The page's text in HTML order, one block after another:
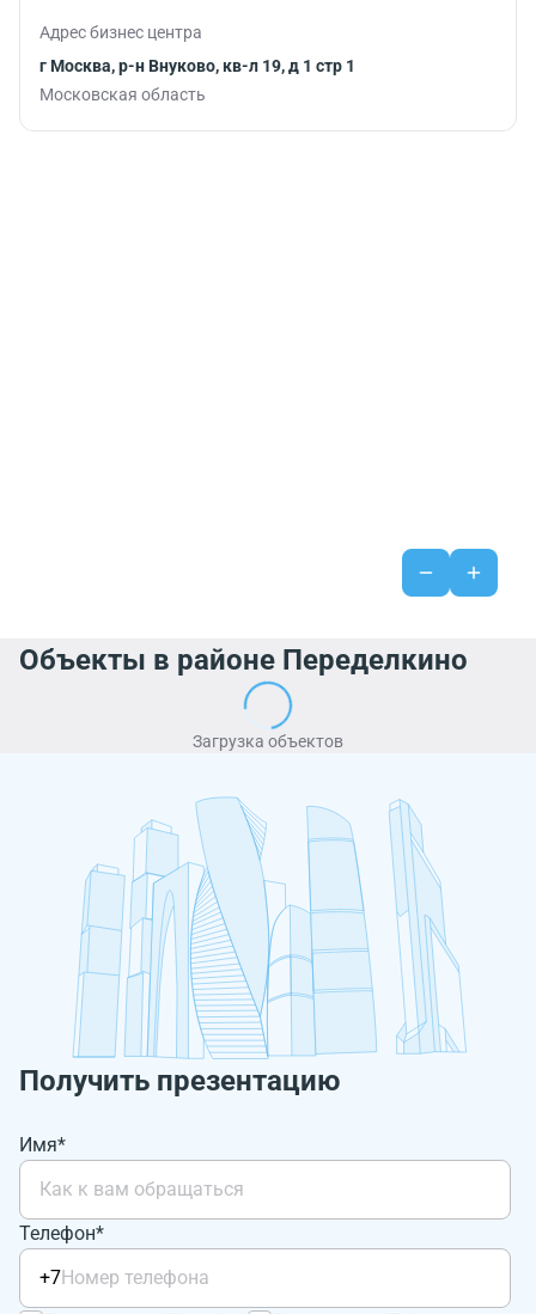
Адрес бизнес центра
г Москва, р-н Внуково, кв-л 19, д 1 стр 1
Московская область
Объекты в районе Переделкино
Загрузка объектов
Получить презентацию
Имя*
Телефон*
+7